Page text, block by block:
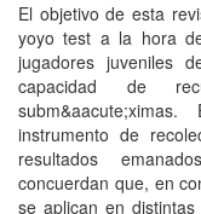
El objetivo de esta
yoyo test a la hora
jugadores juveniles
capacidad de
instrumento de
resultados
concuerdan que, en
se aplican en